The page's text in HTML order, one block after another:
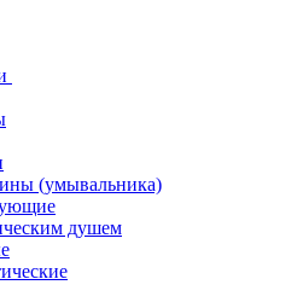
(умывальника)
душем